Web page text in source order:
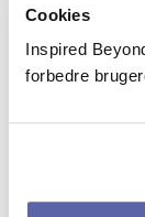
Cookies
Inspired
forbedre
Mail:
Telefon:+45 5385
CVR: 43250914
FAQ – spørgsmål